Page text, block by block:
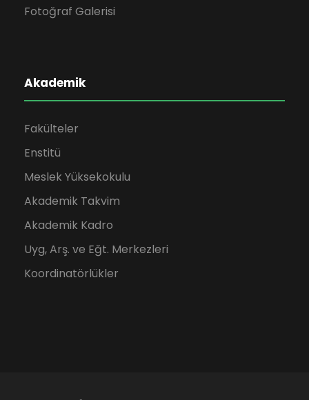
Fotoğraf Galerisi
Akademik
Fakülteler
Enstitü
Meslek Yüksekokulu
Akademik Takvim
Akademik Kadro
Uyg, Arş. ve Eğt. Merkezleri
Koordinatörlükler